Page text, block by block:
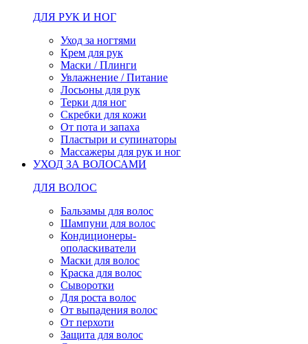
ДЛЯ РУК И НОГ
Уход за ногтями
Крем для рук
Маски / Плинги
Увлажнение / Питание
Лосьоны для рук
Терки для ног
Скребки для кожи
От пота и запаха
Пластыри и супинаторы
Массажеры для рук и ног
УХОД ЗА ВОЛОСАМИ
ДЛЯ ВОЛОС
Бальзамы для волос
Шампуни для волос
Кондиционеры-
ополаскиватели
Маски для волос
Краска для волос
Сыворотки
Для роста волос
От выпадения волос
От перхоти
Защита для волос